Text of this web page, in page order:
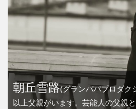
朝丘雪路(グランパパプロダク
以上父親がいます。芸能人の父親